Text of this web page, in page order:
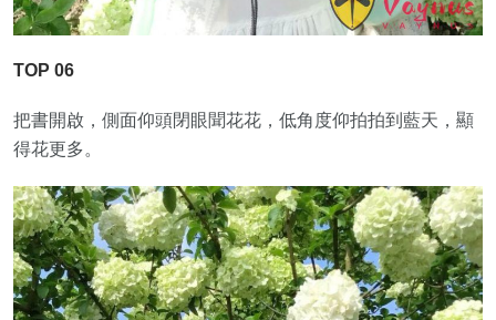
TOP 06
把書開啟，側面仰頭閉眼聞花花，低角度仰拍拍到藍天，顯
得花更多。